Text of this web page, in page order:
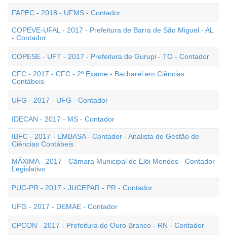
FAPEC - 2018 - UFMS - Contador
COPEVE-UFAL - 2017 - Prefeitura de Barra de São Miguel - AL
- Contador
COPESE - UFT - 2017 - Prefeitura de Gurupi - TO - Contador
CFC - 2017 - CFC - 2º Exame - Bacharel em Ciências
Contábeis
UFG - 2017 - UFG - Contador
IDECAN - 2017 - MS - Contador
IBFC - 2017 - EMBASA - Contador - Analista de Gestão de
Ciências Contábeis
MÁXIMA - 2017 - Câmara Municipal de Elói Mendes - Contador
Legislativo
PUC-PR - 2017 - JUCEPAR - PR - Contador
UFG - 2017 - DEMAE - Contador
CPCON - 2017 - Prefeitura de Ouro Branco - RN - Contador